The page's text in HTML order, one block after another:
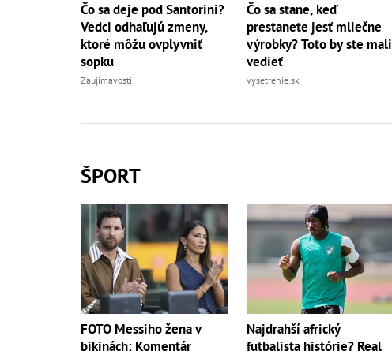
Čo sa deje pod Santorini?
Vedci odhaľujú zmeny,
ktoré môžu ovplyvniť
sopku
Zaujímavosti
Čo sa stane, keď
prestanete jesť mliečne
výrobky? Toto by ste mali
vedieť
vysetrenie.sk
ŠPORT
FOTO Messiho žena v
bikinách: Komentár
Najdrahší africký
futbalista histórie? Real